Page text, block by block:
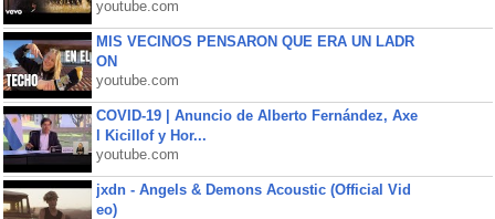
youtube.com
MIS VECINOS PENSARON QUE ERA UN LADR
ON
youtube.com
COVID-19 | Anuncio de Alberto Fernández, Axe
l Kicillof y Hor...
youtube.com
jxdn - Angels & Demons Acoustic (Official Vid
eo)